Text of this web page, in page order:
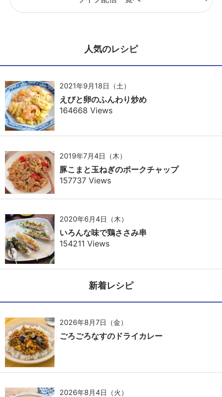
人気のレシピ
2021年9月18日（土）
えびと卵のふんわり炒め
164668 Views
2019年7月4日（木）
豚こまと玉ねぎのポークチャップ
157737 Views
2020年6月4日（木）
いろんな味で鶏ささみ串
154211 Views
新着レシピ
2026年8月7日（金）
ごろごろなすのドライカレー
2026年8月4日（火）